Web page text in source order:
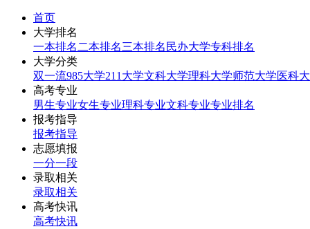
首页
大学排名
一本排名 二本排名三本排名 民办大学专科排名
大学分类
双一流985大学211大学文科大学理科大学师范大学医科
高考专业
男生专业女生专业理科专业文科专业专业排名
报考指导
报考指导
志愿填报
一分一段
录取相关
录取相关
高考快讯
高考快讯